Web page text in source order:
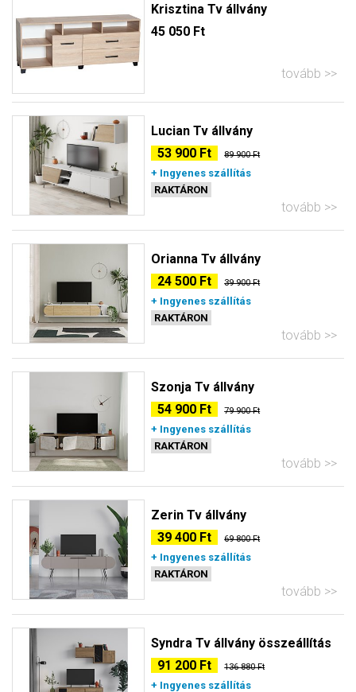
Krisztina Tv állvány
45 050 Ft
tovább
Lucian Tv állvány
53 900 Ft
89 900 Ft
+ Ingyenes szállítás
RAKTÁRON
tovább
Orianna Tv állvány
24 500 Ft
39 900 Ft
+ Ingyenes szállítás
RAKTÁRON
tovább
Szonja Tv állvány
54 900 Ft
79 900 Ft
+ Ingyenes szállítás
RAKTÁRON
tovább
Zerin Tv állvány
39 400 Ft
69 800 Ft
+ Ingyenes szállítás
RAKTÁRON
tovább
Syndra Tv állvány összeállítás
91 200 Ft
136 880 Ft
+ Ingyenes szállítás